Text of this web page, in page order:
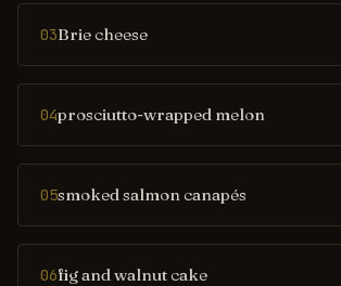
03Brie cheese
04prosciutto-wrapped melon
05smoked salmon canapés
06fig and walnut cake